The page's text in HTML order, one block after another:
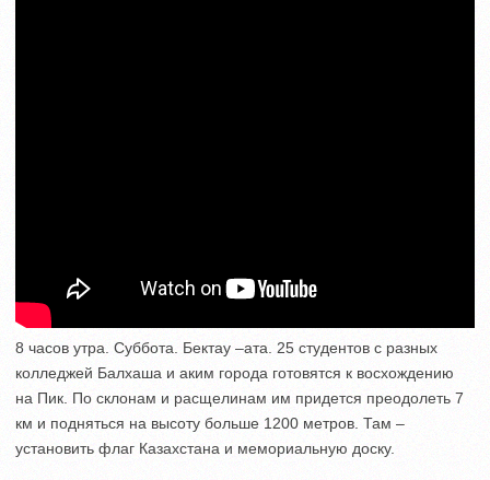
8 часов утра. Суббота. Бектау –ата. 25 студентов с разных
колледжей Балхаша и аким города готовятся к восхождению
на Пик. По склонам и расщелинам им придется преодолеть 7
км и подняться на высоту больше 1200 метров. Там –
установить флаг Казахстана и мемориальную доску.